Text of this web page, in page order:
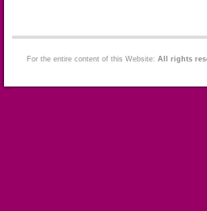
For the entire content of this Website: All rights